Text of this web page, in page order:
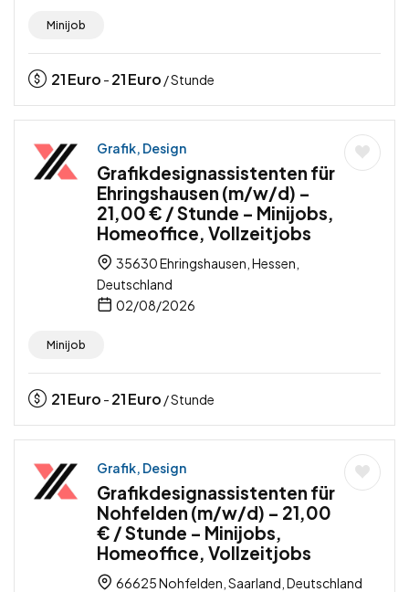
Minijob
21Euro - 21Euro / Stunde
Grafik, Design
Grafikdesignassistenten für
Ehringshausen (m/w/d) –
21,00 € / Stunde – Minijobs,
Homeoffice, Vollzeitjobs
35630 Ehringshausen, Hessen,
Deutschland
02/08/2026
Minijob
21Euro - 21Euro / Stunde
Grafik, Design
Grafikdesignassistenten für
Nohfelden (m/w/d) – 21,00
€ / Stunde – Minijobs,
Homeoffice, Vollzeitjobs
66625 Nohfelden, Saarland, Deutschland